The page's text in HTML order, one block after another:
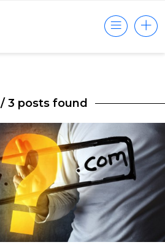
/ 3 posts found